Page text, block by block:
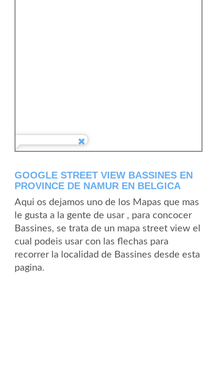
GOOGLE STREET VIEW BASSINES EN
PROVINCE DE NAMUR EN BELGICA
Aqui os dejamos uno de los Mapas que mas
le gusta a la gente de usar , para concocer
Bassines, se trata de un mapa street view el
cual podeis usar con las flechas para
recorrer la localidad de Bassines desde esta
pagina.